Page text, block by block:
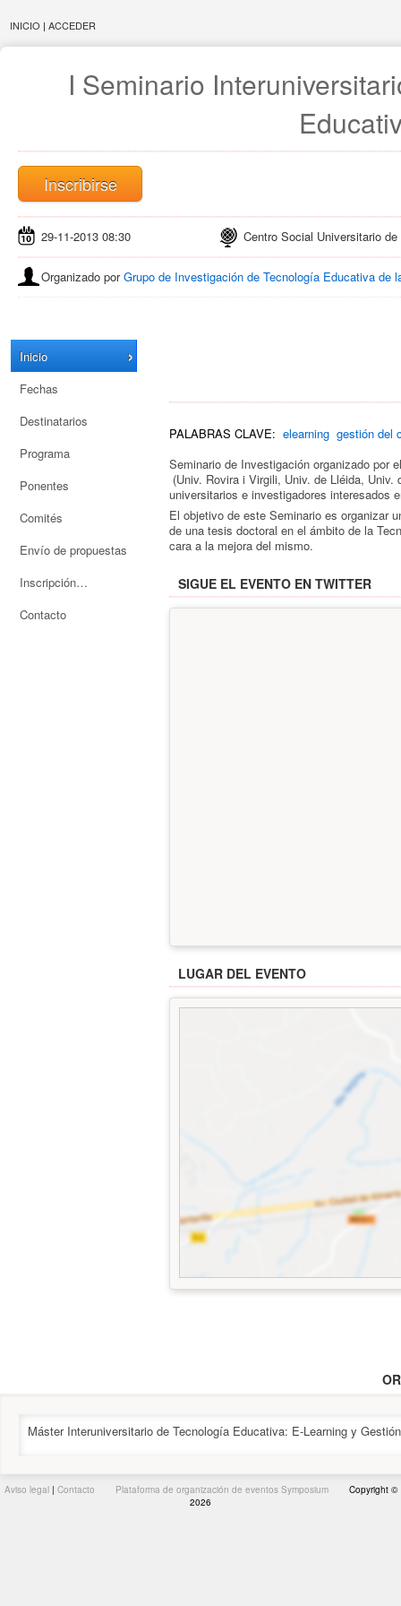
INICIO | ACCEDER
I Seminario
Inscribirse
29-11-2013 08:30 Centro Social Universitario
Organizado porGrupo de Investigación de Tecnología Educativa de
Inicio
Fechas
Destinatarios
Programa
Ponentes
Comités
Envío de propuestas
Inscripción
Contacto
PALABRAS CLAVE: elearning gestión del
Seminario de Investigación organizado por
(Univ. Rovira i Virgili, Univ. de Lléida,
universitarios e investigadores interesados
El objetivo de este Seminario es organizar
de una tesis doctoral en el ámbito de la
cara a la mejora del mismo.
SIGUE EL EVENTO EN TWITTER
LUGAR DEL EVENTO
Máster Interuniversitario de Tecnología Educativa: E-Learning y
Aviso legal | Contacto Plataforma de organización de eventos Symposium
Copyright ©
2026